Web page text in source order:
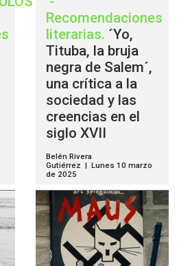
Recomendaciones
literarias. ´Yo,
Tituba, la bruja
negra de Salem´,
una crítica a la
sociedad y las
creencias en el
siglo XVII
Belén Rivera
Gutiérrez | Lunes 10 marzo
de 2025